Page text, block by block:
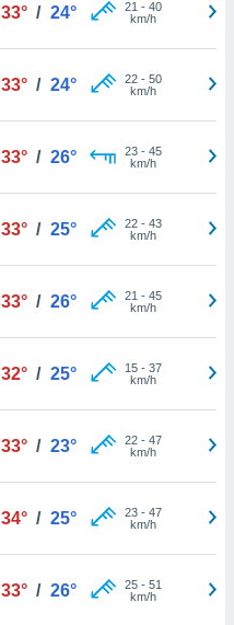
33° / 24° 21 - 40
km/h
33° / 24° 22- 50
km/h
33° / 26° 23- 45
km/h
33° / 25° 22- 43
km/h
33° / 26° 21 - 45
km/h
32° / 25° 15- 37
km/h
33° / 23° 22- 47
km/h
34° / 25° 23- 47
km/h
33° / 26° 25- 51
km/h